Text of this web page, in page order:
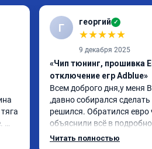
Г георгий ✓
★★★★★
9 декабря 2025
«Чип тюнинг, прошивка
отключение егр Adblue»
Всем доброго дня,у меня
,давно собирался сделать
решился. Обратился евро
объяснили всё в
сумму записали. Приехал
Читать полностью